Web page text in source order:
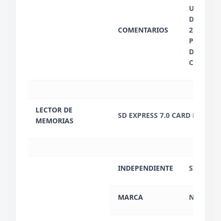
COMENTARIOS
DE
2280
DE
CADA
LECTOR DE
MEMORIAS
SD EXPRESS 7.0 CARD READER
INDEPENDIENTE SI
MARCA NVIDIA